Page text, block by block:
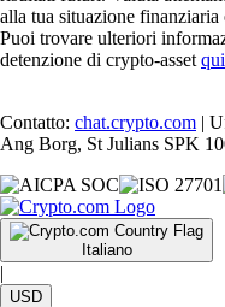
alla tua situazione
Puoi trovare ulteriori
detenzione di crypto-asset qui
Contatto: chat.crypto.com |
Ang Borg, St Julians SPK
Italiano
|
USD